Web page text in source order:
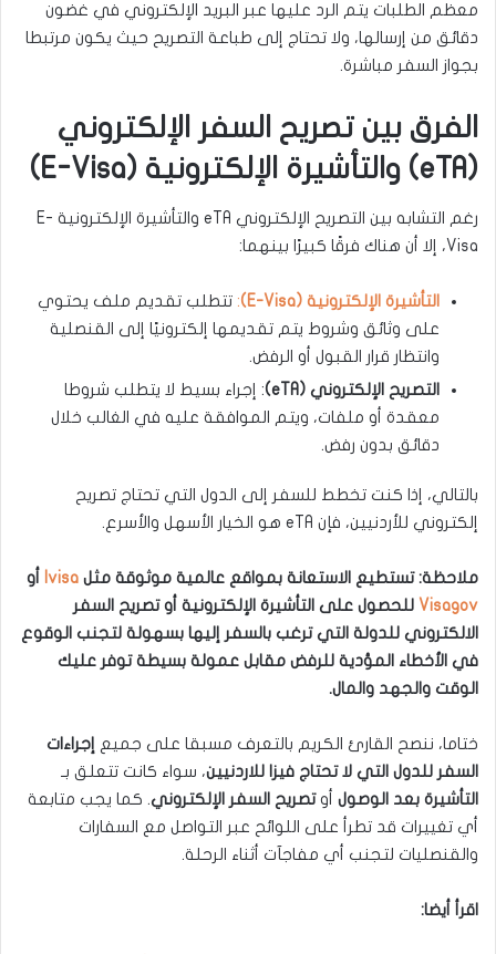
معظم الطلبات يتم الرد عليها عبر البريد الإلكتروني في غضون
دقائق من إرسالها، ولا تحتاج إلى طباعة التصريح حيث يكون مرتبطا
بجواز السفر مباشرة.
الفرق بين تصريح السفر الإلكتروني
(eTA) والتأشيرة الإلكترونية (E-Visa)
رغم التشابه بين التصريح الإلكتروني eTA والتأشيرة الإلكترونية E-
Visa، إلا أن هناك فرقًا كبيرًا بينهما:
التأشيرة الإلكترونية (E-Visa) : تتطلب تقديم ملف يحتوي
على وثائق وشروط يتم تقديمها إلكترونيًا إلى القنصلية
وانتظار قرار القبول أو الرفض.
التصريح الإلكتروني (eTA)
: إجراء بسيط لا يتطلب شروطا
معقدة أو ملفات، ويتم الموافقة عليه في الغالب خلال
دقائق بدون رفض.
بالتالي، إذا كنت تخطط للسفر إلى الدول التي تحتاج تصريح
إلكتروني للأردنيين، فإن eTA هو الخيار الأسهل والأسرع.
ملاحظة: تستطيع الاستعانة بمواقع عالمية موثوقة مثل Ivisa
أو
Visagov للحصول على التأشيرة الإلكترونية أو تصريح السفر
الالكتروني للدولة التي ترغب بالسفر إليها بسهولة لتجنب الوقوع
في الأخطاء المؤدية للرفض مقابل عمولة بسيطة توفر عليك
الوقت والجهد والمال.
ختاما، ننصح القارئ الكريم بالتعرف مسبقا على جميع
إجراءات
السفر للدول التي لا تحتاج فيزا للاردنيين، سواء كانت تتعلق بـ
التأشيرة بعد الوصول أوتصريح السفر الإلكتروني. كما يجب متابعة
أي تغييرات قد تطرأ على اللوائح عبر التواصل مع السفارات
والقنصليات لتجنب أي مفاجآت أثناء الرحلة.
اقرأ أيضا: